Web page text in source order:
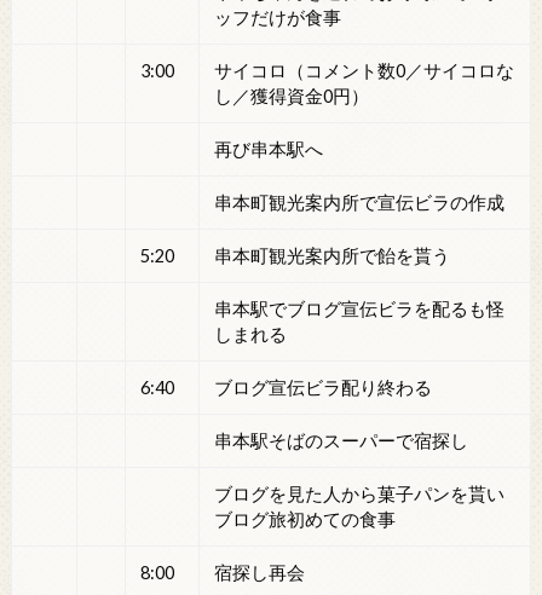
ッフだけが食事
3:00
サイコロ（コメント数0／サイコロな
し／獲得資金0円）
再び串本駅へ
串本町観光案内所で宣伝ビラの作成
5:20 串本町観光案内所で飴を貰う
串本駅でブログ宣伝ビラを配るも怪
しまれる
6:40 ブログ宣伝ビラ配り終わる
串本駅そばのスーパーで宿探し
ブログを見た人から菓子パンを貰い
ブログ旅初めての食事
8:00 宿探し再会